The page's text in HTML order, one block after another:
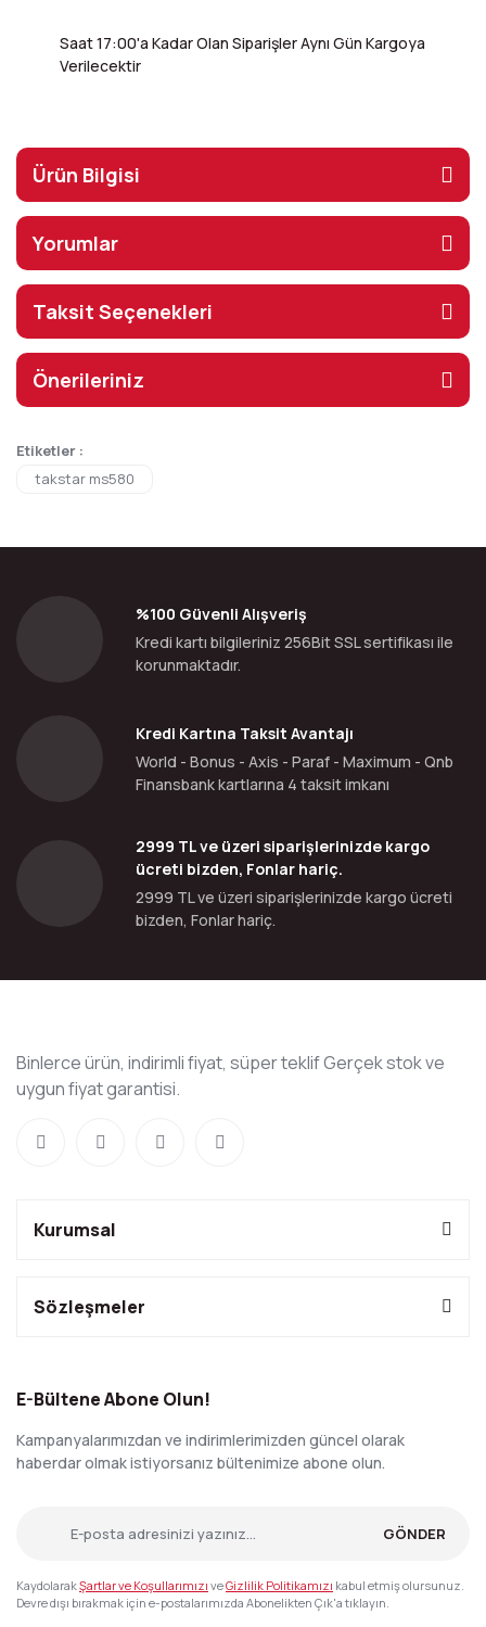
Saat 17:00'a Kadar Olan Siparişler Aynı Gün Kargoya
Verilecektir
Ürün Bilgisi
Yorumlar
Taksit Seçenekleri
Önerileriniz
Etiketler :
takstar ms580
%100 Güvenli Alışveriş
Kredi kartı bilgileriniz 256Bit SSL sertifikası ile
korunmaktadır.
Kredi Kartına Taksit Avantajı
World - Bonus - Axis - Paraf - Maximum - Qnb
Finansbank kartlarına 4 taksit imkanı
2999 TL ve üzeri siparişlerinizde kargo
ücreti bizden, Fonlar hariç.
2999 TL ve üzeri siparişlerinizde kargo ücreti
bizden, Fonlar hariç.
Binlerce ürün, indirimli fiyat, süper teklif Gerçek stok ve
uygun fiyat garantisi.
Kurumsal
Sözleşmeler
E-Bültene Abone Olun!
Kampanyalarımızdan ve indirimlerimizden güncel olarak
haberdar olmak istiyorsanız bültenimize abone olun.
GÖNDER
KaydolarakŞartlar ve Koşullarımızı veGizlilik Politikamızı kabul etmiş olursunuz.
Devre dışı bırakmak için e-postalarımızda Abonelikten Çık'a tıklayın.